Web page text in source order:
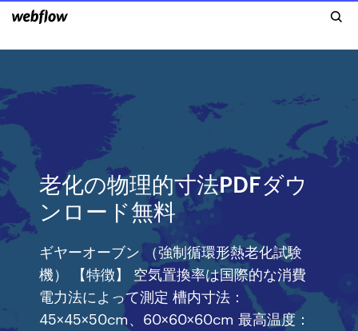
老化の物理的寸法PDFダウ
ンロード無料
ギヤーオーブン （強制循環形熱老化試験
機） 【特徴】 空気置換率は国際的な消費
電力法によって測定 槽内寸法：
45×45×50cm、60×60×60cm 最高温度：